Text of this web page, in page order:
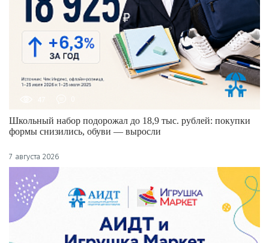
Школьный набор подорожал до 18,9 тыс. рублей: покупки
формы снизились, обуви — выросли
7 августа 2026